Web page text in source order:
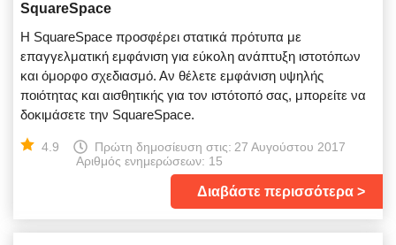
SquareSpace
Η SquareSpace προσφέρει στατικά πρότυπα με
επαγγελματική εμφάνιση για εύκολη ανάπτυξη ιστοτόπων
και όμορφο σχεδιασμό. Αν θέλετε εμφάνιση υψηλής
ποιότητας και αισθητικής για τον ιστότοπό σας, μπορείτε να
δοκιμάσετε την SquareSpace.
4.9 Πρώτη δημοσίευση στις: 27 Αυγούστου 2017
Αριθμός ενημερώσεων: 15
Διαβάστε περισσότερα